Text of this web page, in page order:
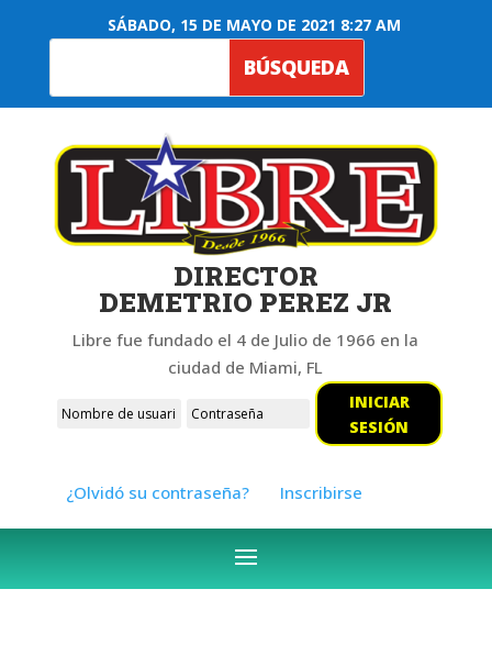
SÁBADO, 15 DE MAYO DE 2021 8:27 AM
DIRECTOR
DEMETRIO PEREZ JR
Libre fue fundado el 4 de Julio de 1966 en la
ciudad de Miami, FL
INICIAR
SESIÓN
¿Olvidó su contraseña? Inscribirse